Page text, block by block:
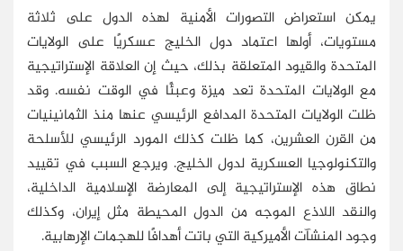
يمكن استعراض التصورات الأمنية لهذه الدول على ثلاثة
مستويات، أولها اعتماد دول الخليج عسكريًا على الولايات
المتحدة والقيود المتعلقة بذلك، حيث إن العلاقة الإستراتيجية
مع الولايات المتحدة تعد ميزة وعبئًا في الوقت نفسه. وقد
ظلت الولايات المتحدة المدافع الرئيسي عنها منذ الثمانينيات
من القرن العشرين، كما ظلت كذلك المورد الرئيسي للأسلحة
والتكنولوجيا العسكرية لدول الخليج. ويرجع السبب في تقييد
نطاق هذه الإستراتيجية إلى المعارضة الإسلامية الداخلية،
والنقد اللاذع الموجه من الدول المحيطة مثل إيران، وكذلك
وجود المنشآت الأميركية التي باتت أهدافًا للهجمات الإرهابية.